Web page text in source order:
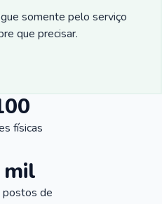
somente pelo serviço
que precisar.
físicas
mil
postos de